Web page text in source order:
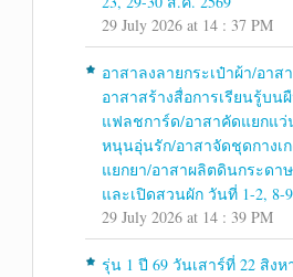
29 July 2026 at 14 : 37 PM
อาสาลงลายกระเป๋าผ้า/อา
อาสาสร้างสื่อการเรียนรู้บน
แฟลชการ์ด/อาสาคัดแยกแ
หนุนอุ่นรัก/อาสาจัดชุดกางเ
แยกยา/อาสาผลิตดินกระดา
และเปิดสวนผัก วันที่ 1-2, 8-
29 July 2026 at 14 : 39 PM
รุ่น 1 ปี 69 วันเสาร์ที่ 22 สิง